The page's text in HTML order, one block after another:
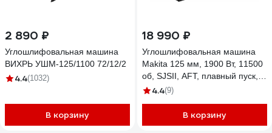
2 890 ₽
Углошлифовальная машина
ВИХРЬ УШМ-125/1100 72/12/2
4.4(1032)
В корзину
18 990 ₽
Углошлифовальная машина
Makita 125 мм, 1900 Вт, 11500
об, SJSII, AFT, плавный пуск,
поддержание оборотов под
4.4(9)
В корзину